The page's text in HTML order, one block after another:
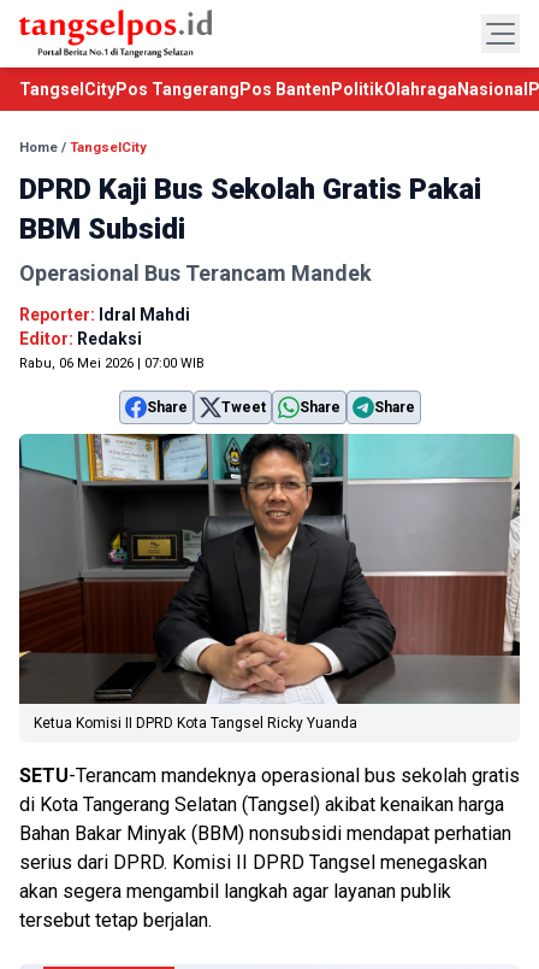
TangselCityPos Tangerang Pos Banten PolitikOlahraga Nasional
Home / TangselCity
DPRD Kaji Bus Sekolah Gratis Pakai
BBM Subsidi
Operasional Bus Terancam Mandek
Reporter: Idral Mahdi
Editor: Redaksi
Rabu, 06 Mei 2026 | 07:00 WIB
Share Tweet Share Share
Ketua Komisi II DPRD Kota Tangsel Ricky Yuanda
SETU-Terancam mandeknya operasional bus sekolah gratis
di Kota Tangerang Selatan (Tangsel) akibat kenaikan harga
Bahan Bakar Minyak (BBM) nonsubsidi mendapat perhatian
serius dari DPRD. Komisi II DPRD Tangsel menegaskan
akan segera mengambil langkah agar layanan publik
tersebut tetap berjalan.